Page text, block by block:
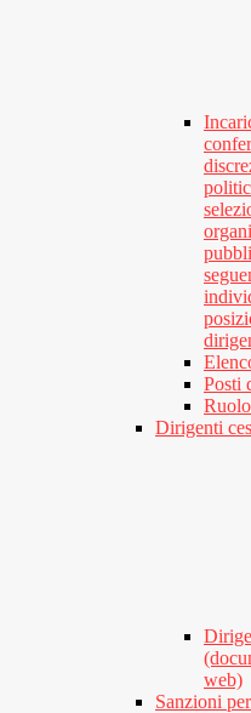
Posti
Dirigenti
web)
Sanzioni